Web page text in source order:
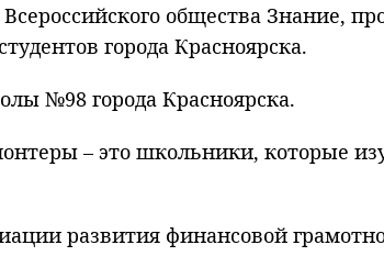
общества Знание,
города Красноярска.
№98 города Красноярска.
– это школьники, которые
развития финансовой